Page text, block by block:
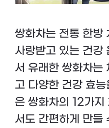
쌍화차는 전통 한방
사랑받고 있는 건강
서 유래한 쌍화차는
고 다양한 건강 효
은 쌍화차의 12가지
서도 간편하게 만들